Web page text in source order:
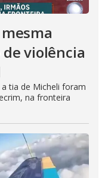
violência
tia de Micheli foram
na fronteira